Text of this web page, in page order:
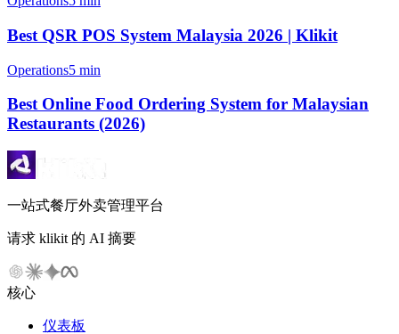
Best QSR POS System Malaysia 2026 | Klikit
Operations5 min
Best Online Food Ordering System for Malaysian
Restaurants (2026)
一站式餐厅外卖管理平台
请求 klikit 的 AI 摘要
核心
仪表板